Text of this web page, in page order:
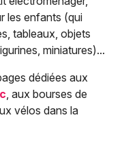
les enfants (qui
tableaux, objets
miniatures)...
dédiées aux
, aux bourses de
vélos dans la